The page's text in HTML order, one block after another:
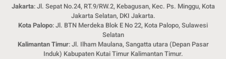
Jakarta: Jl. Sepat No.24, RT.9/RW.2, Kebagusan, Kec. Ps. Minggu, Kota
Jakarta Selatan, DKI Jakarta.
Kota Palopo: Jl. BTN Merdeka Blok E No 22, Kota Palopo, Sulawesi
Selatan
Kalimantan Timur: Jl. Ilham Maulana, Sangatta utara (Depan Pasar
Induk) Kabupaten Kutai Timur Kalimantan Timur.